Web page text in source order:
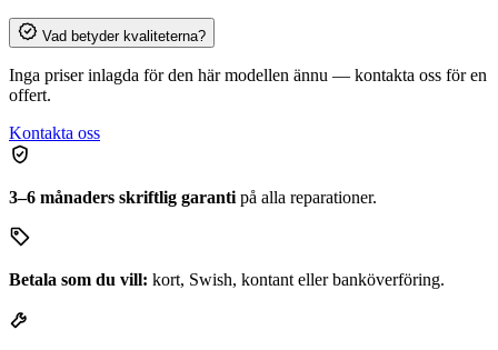
Vad betyder kvaliteterna?
Inga priser inlagda för den här modellen ännu — kontakta oss för en
offert.
Kontakta oss
3–6 månaders skriftlig garanti på alla reparationer.
Betala som du vill: kort, Swish, kontant eller banköverföring.